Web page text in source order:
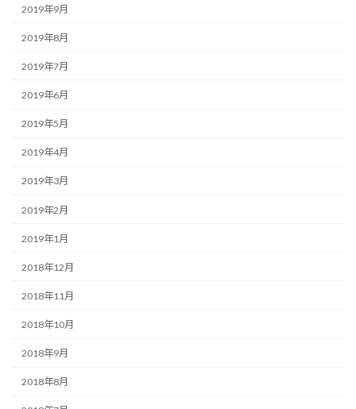
2019年9月
2019年8月
2019年7月
2019年6月
2019年5月
2019年4月
2019年3月
2019年2月
2019年1月
2018年12月
2018年11月
2018年10月
2018年9月
2018年8月